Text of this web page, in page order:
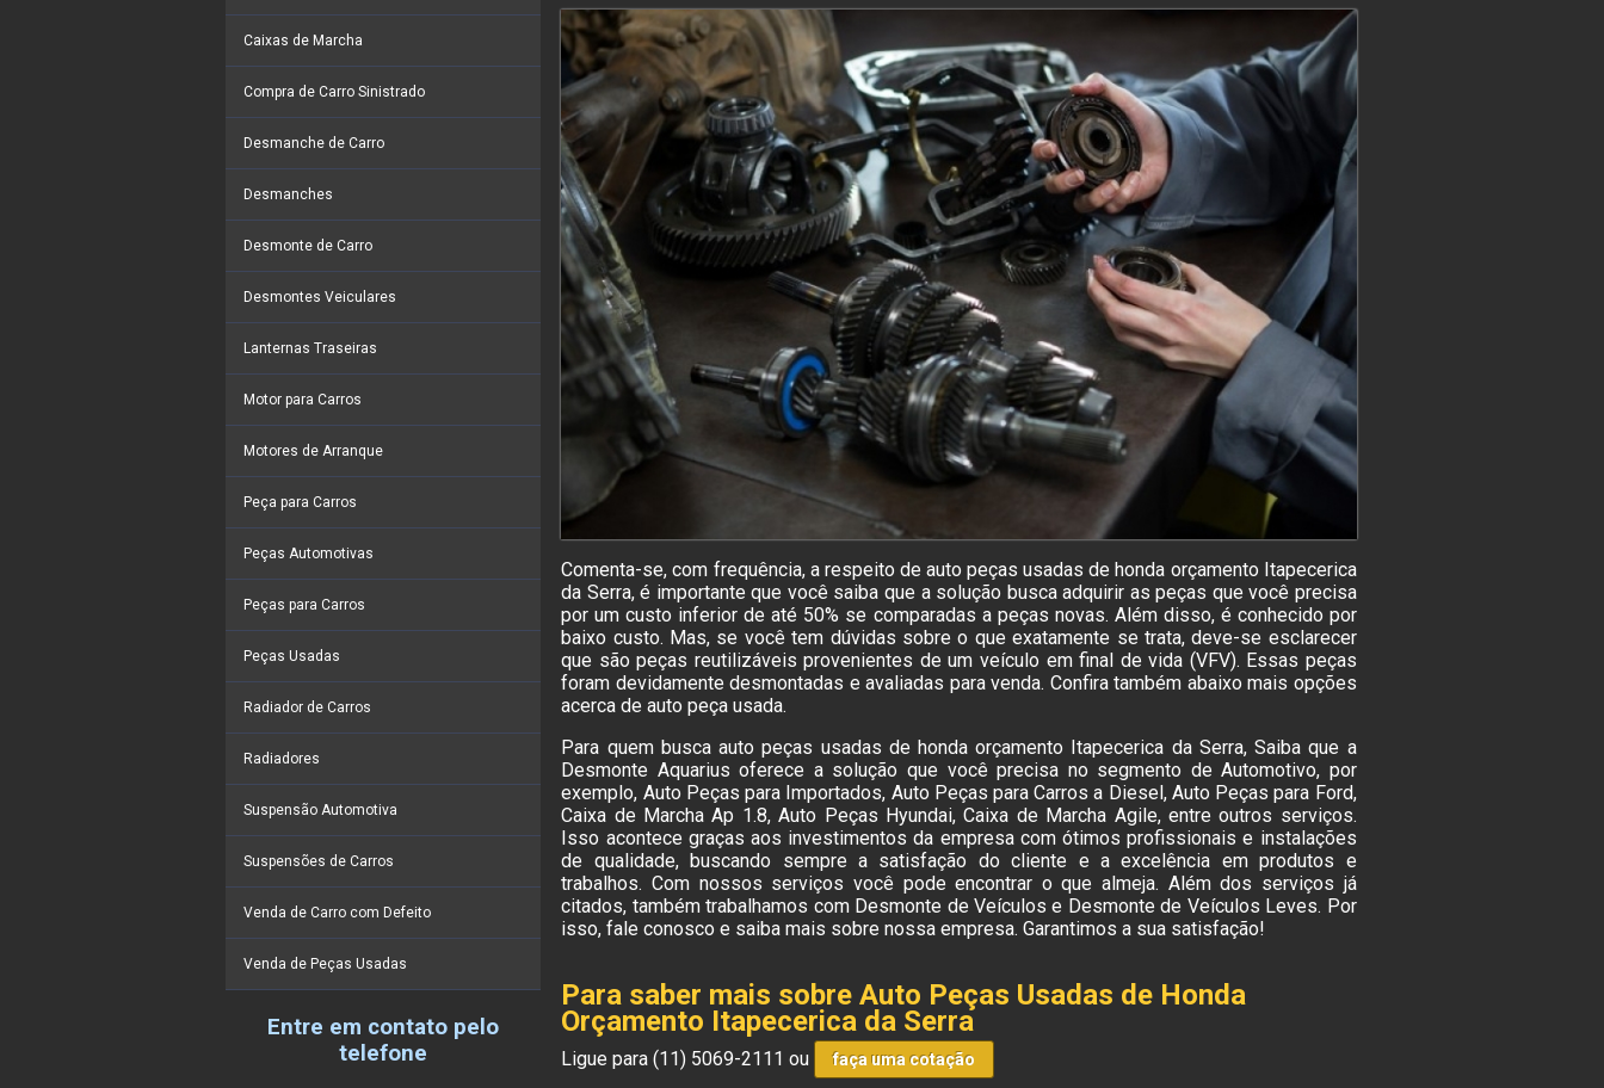
Caixas de Marcha
Compra de Carro Sinistrado
Desmanche de Carro
Desmanches
Desmonte de Carro
Desmontes Veiculares
Lanternas Traseiras
Motor para Carros
Motores de Arranque
Peça para Carros
Peças Automotivas
Peças para Carros
Peças Usadas
Radiador de Carros
Radiadores
Suspensão Automotiva
Suspensões de Carros
Venda de Carro com Defeito
Venda de Peças Usadas
Entre em contato pelo
telefone
Comenta-se, com frequência, a respeito de auto peças usadas de honda orçamento Itapecerica
da Serra, é importante que você saiba que a solução busca adquirir as peças que você precisa
por um custo inferior de até 50% se comparadas a peças novas. Além disso, é conhecido por
baixo custo. Mas, se você tem dúvidas sobre o que exatamente se trata, deve-se esclarecer
que são peças reutilizáveis provenientes de um veículo em final de vida (VFV). Essas peças
foram devidamente desmontadas e avaliadas para venda. Confira também abaixo mais opções
acerca de auto peça usada.
Para quem busca auto peças usadas de honda orçamento Itapecerica da Serra, Saiba que a
Desmonte Aquarius oferece a solução que você precisa no segmento de Automotivo, por
exemplo, Auto Peças para Importados, Auto Peças para Carros a Diesel, Auto Peças para Ford,
Caixa de Marcha Ap 1.8, Auto Peças Hyundai, Caixa de Marcha Agile, entre outros serviços.
Isso acontece graças aos investimentos da empresa com ótimos profissionais e instalações
de qualidade, buscando sempre a satisfação do cliente e a excelência em produtos e
trabalhos. Com nossos serviços você pode encontrar o que almeja. Além dos serviços já
citados, também trabalhamos com Desmonte de Veículos e Desmonte de Veículos Leves. Por
isso, fale conosco e saiba mais sobre nossa empresa. Garantimos a sua satisfação!
Para saber mais sobre Auto Peças Usadas de Honda
Orçamento Itapecerica da Serra
Ligue para(11) 5069-2111 ou faça uma cotação